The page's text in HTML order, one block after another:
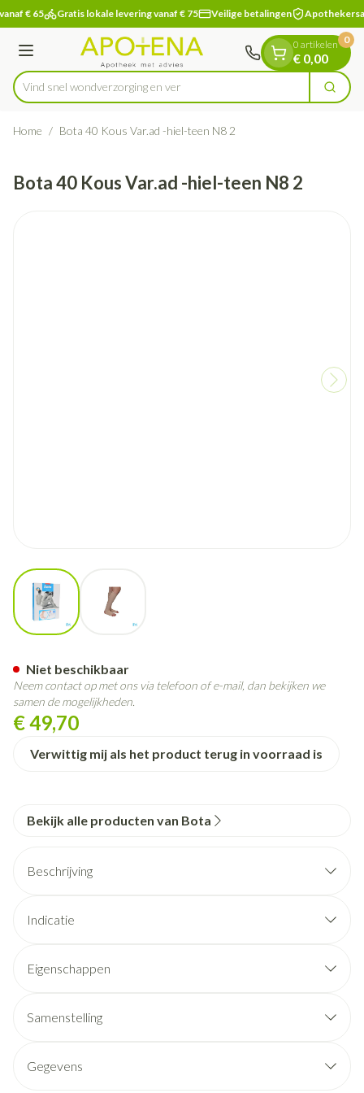
Ga naar de inhoud
1 van 1
€ 65 Gratis lokale levering vanaf € 75 Veilige betalingen
Menu
Product, merk, categorie...
Vind snel wondverzorgin Zoek
0 artikelen
€ 0,00
0
Home / Bota 40 Kous Var.ad -hiel-teen N8 2
Bota 40 Kous Var.ad -hiel-teen N8 2
View larger image
€ 49,70
Verwittig mij als het product terug in voorraad is
Niet beschikbaar
Neem contact op met ons via telefoon of e-mail, dan bekijken we
samen de mogelijkheden.
Bekijk alle producten van Bota
Beschrijving
Indicatie
Eigenschappen
Beenkous "BD"
zonder teen
Samenstelling
Gegevens